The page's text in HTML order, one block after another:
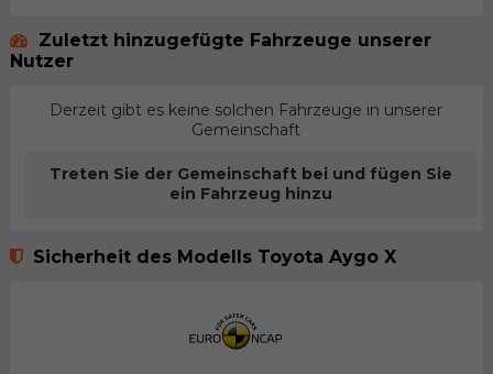
Zuletzt hinzugefügte Fahrzeuge unserer
Nutzer
Derzeit gibt es keine solchen Fahrzeuge in unserer
Gemeinschaft
Treten Sie der Gemeinschaft bei und fügen Sie
ein Fahrzeug hinzu
Sicherheit des Modells Toyota Aygo X